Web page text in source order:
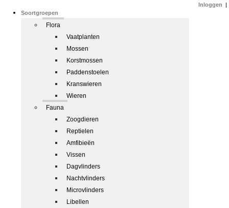
Soortgroepen
Flora
Vaatplanten
Mossen
Korstmossen
Paddenstoelen
Kranswieren
Wieren
Fauna
Zoogdieren
Reptielen
Amfibieën
Vissen
Dagvlinders
Nachtvlinders
Microvlinders
Libellen
Inloggen |